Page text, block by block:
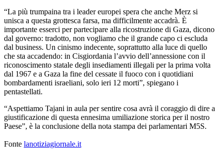
“La più trumpaina tra i leader europei spera che anche Merz si
unisca a questa grottesca farsa, ma difficilmente accadrà. È
importante esserci per partecipare alla ricostruzione di Gaza, dicono
dal governo: tradotto, non vogliamo che il grande capo ci escluda
dal business. Un cinismo indecente, soprattutto alla luce di quello
che sta accadendo: in Cisgiordania l’avvio dell’annessione con il
riconoscimento statale degli insediamenti illegali per la prima volta
dal 1967 e a Gaza la fine del cessate il fuoco con i quotidiani
bombardamenti israeliani, solo ieri 12 morti”, spiegano i
pentastellati.
“Aspettiamo Tajani in aula per sentire cosa avrà il coraggio di dire a
giustificazione di questa ennesima umiliazione storica per il nostro
Paese”, è la conclusione della nota stampa dei parlamentari M5S.
Fonte lanotiziagiornale.it